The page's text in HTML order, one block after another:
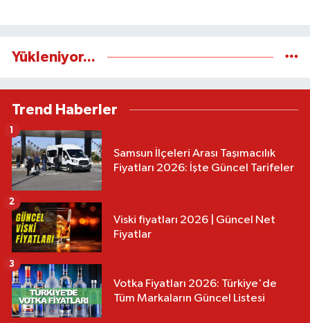
Yükleniyor...
Trend Haberler
Samsun İlçeleri Arası Taşımacılık
Fiyatları 2026: İşte Güncel Tarifeler
1
Viski fiyatları 2026 | Güncel Net
Fiyatlar
2
Votka Fiyatları 2026: Türkiye'de
Tüm Markaların Güncel Listesi
3